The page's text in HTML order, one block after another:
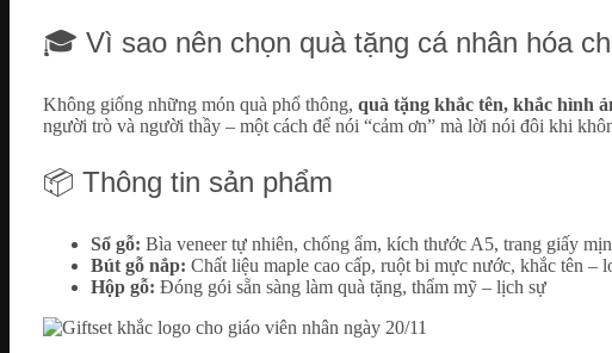
🎓 Vì sao nên chọn quà tặng cá nhân hóa
Không giống những món quà phổ thông, quà tặng khắc tên, khắc hình
người trò và người thầy – một cách để nói “cảm ơn” mà lời nói đôi khi
📦 Thông tin sản phẩm
Sổ gỗ: Bìa veneer tự nhiên, chống ẩm, kích thước A5, trang giấy
Bút gỗ nắp: Chất liệu maple cao cấp, ruột bi mực nước, khắc tên –
Hộp gỗ: Đóng gói sẵn sàng làm quà tặng, thẩm mỹ – lịch sự